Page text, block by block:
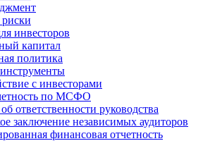
инвесторов
капитал
политика
с инвеcторами
по МСФО
ответственности руководства
заключение независимых аудиторов
финансовая отчетность